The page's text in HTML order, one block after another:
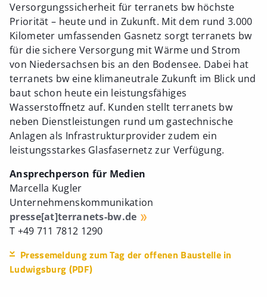
Versorgungssicherheit für terranets bw höchste
Priorität – heute und in Zukunft. Mit dem rund 3.000
Kilometer umfassenden Gasnetz sorgt terranets bw
für die sichere Versorgung mit Wärme und Strom
von Niedersachsen bis an den Bodensee. Dabei hat
terranets bw eine klimaneutrale Zukunft im Blick und
baut schon heute ein leistungsfähiges
Wasserstoffnetz auf. Kunden stellt terranets bw
neben Dienstleistungen rund um gastechnische
Anlagen als Infrastrukturprovider zudem ein
leistungsstarkes Glasfasernetz zur Verfügung.
Ansprechperson für Medien
Marcella Kugler
Unternehmenskommunikation
presse[at]terranets-bw.de
T +49 711 7812 1290
Pressemeldung zum Tag der offenen Baustelle in
Ludwigsburg (PDF)